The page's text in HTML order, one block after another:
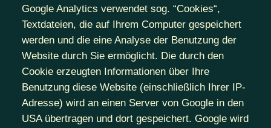
Google Analytics verwendet sog. “Cookies“,
Textdateien, die auf Ihrem Computer gespeichert
werden und die eine Analyse der Benutzung der
Website durch Sie ermöglicht. Die durch den
Cookie erzeugten Informationen über Ihre
Benutzung diese Website (einschließlich Ihrer IP-
Adresse) wird an einen Server von Google in den
USA übertragen und dort gespeichert. Google wird